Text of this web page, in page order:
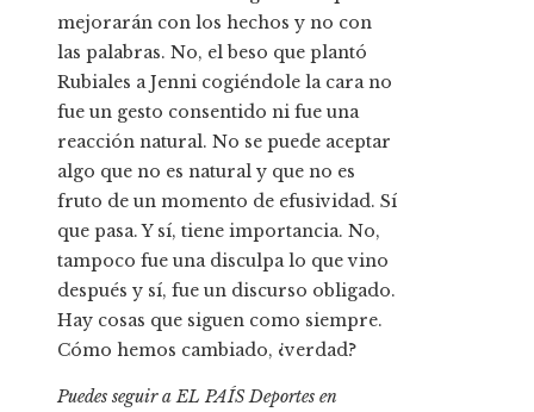
mejorarán con los hechos y no con
las palabras. No, el beso que plantó
Rubiales a Jenni cogiéndole la cara no
fue un gesto consentido ni fue una
reacción natural. No se puede aceptar
algo que no es natural y que no es
fruto de un momento de efusividad. Sí
que pasa. Y sí, tiene importancia. No,
tampoco fue una disculpa lo que vino
después y sí, fue un discurso obligado.
Hay cosas que siguen como siempre.
Cómo hemos cambiado, ¿verdad?
Puedes seguir a EL PAÍS Deportes en